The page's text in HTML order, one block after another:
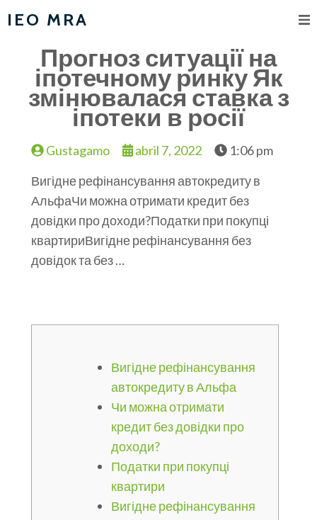
IEO MRA
Прогноз ситуації на
іпотечному ринку Як
змінювалася ставка з
іпотеки в росії
Gustagamo abril 7, 2022
1:06 pm
Вигідне рефінансування автокредиту в
АльфаЧи можна отримати кредит без
довідки про доходи?Податки при покупці
квартириВигідне рефінансування без
довідок та без …
Вигідне рефінансування
автокредиту в Альфа
Чи можна отримати
кредит без довідки про
доходи?
Податки при покупці
квартири
Вигідне рефінансування